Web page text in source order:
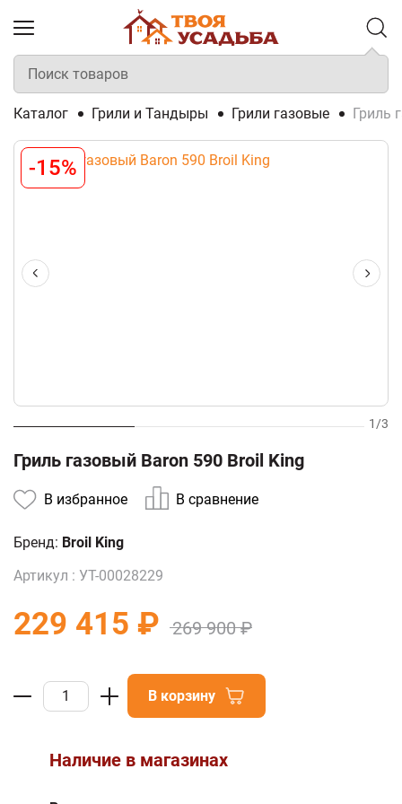
Каталог Грили и Тандыры Грили газовые Гриль
-15%
1/3
Гриль газовый Baron 590 Broil King
В избранное В сравнение
Бренд: Broil King
Артикул : УТ-00028229
229 415 ₽ 269 900 ₽
В корзину
Наличие в магазинах